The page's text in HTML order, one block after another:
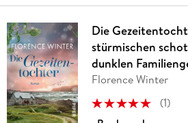
Die
stürmischen
dunklen
Florence Winter
(1)